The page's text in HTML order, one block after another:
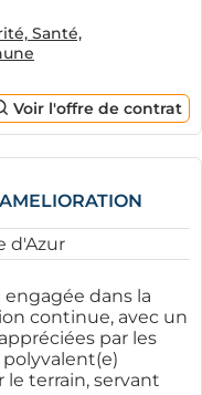
Santé,
Voir l'offre de contrat
d'Azur
dans la
continue, avec un
par les
terrain, servant